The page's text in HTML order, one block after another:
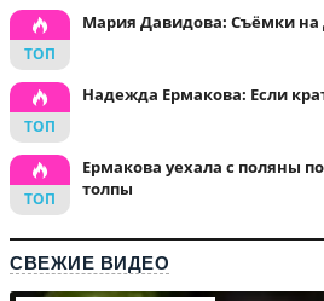
Мария Давидова: Съёмки на
Надежда Ермакова: Если
Ермакова уехала с поляны
толпы
СВЕЖИЕ ВИДЕО